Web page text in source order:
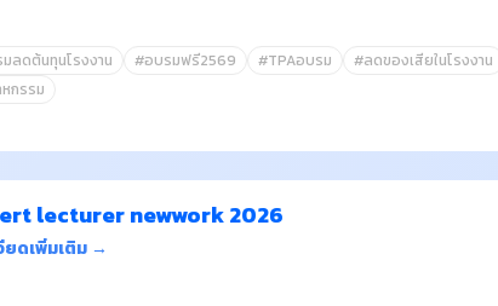
ลดต้นทุนโรงงาน #อบรมฟรี2569 #TPAอบรม #ลดของเสียในโรงงาน
กรรม
lecturer newwork 2026
ยดเพิ่มเติม →